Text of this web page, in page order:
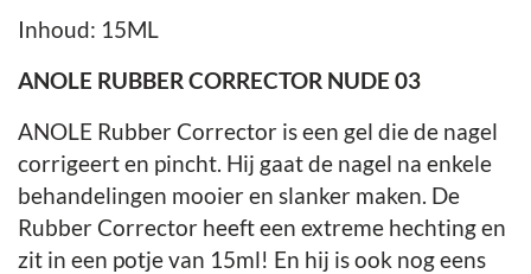
Inhoud: 15ML
ANOLE RUBBER CORRECTOR NUDE 03
ANOLE Rubber Corrector is een gel die de nagel
corrigeert en pincht. Hij gaat de nagel na enkele
behandelingen mooier en slanker maken. De
Rubber Corrector heeft een extreme hechting en
zit in een potje van 15ml! En hij is ook nog eens